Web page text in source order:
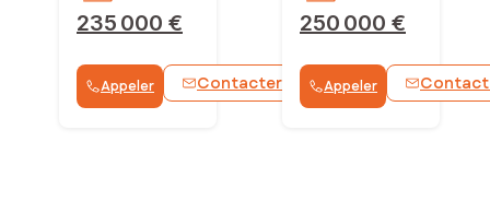
235 000 €
Appeler Contacter WhatsApp
250 000 €
Appeler